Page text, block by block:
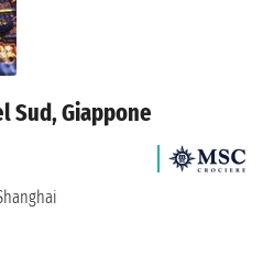
Sud, Giappone